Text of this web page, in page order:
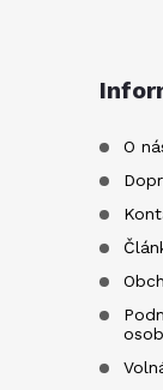
O